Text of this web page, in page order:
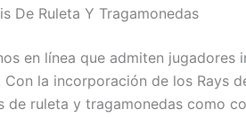
De Ruleta Y Tragamonedas
en línea que admiten jugadores
Con la incorporación de los Rays
de ruleta y tragamonedas como